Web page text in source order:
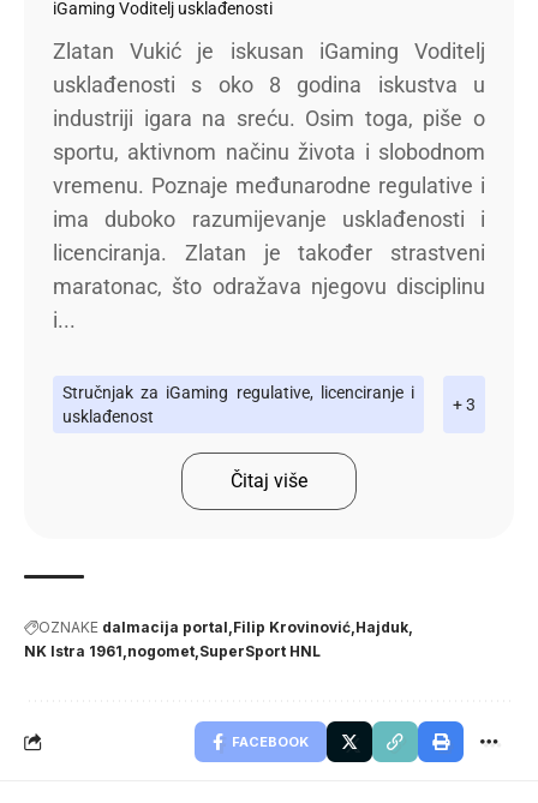
iGaming Voditelj usklađenosti
Zlatan Vukić je iskusan iGaming Voditelj
usklađenosti s oko 8 godina iskustva u
industriji igara na sreću. Osim toga, piše o
sportu, aktivnom načinu života i slobodnom
vremenu. Poznaje međunarodne regulative i
ima duboko razumijevanje usklađenosti i
licenciranja. Zlatan je također strastveni
maratonac, što odražava njegovu disciplinu
i...
Stručnjak za iGaming regulative, licenciranje i
usklađenost
+ 3
Čitaj više
OZNAKE dalmacija portal Filip Krovinović Hajduk
NK Istra 1961 nogomet SuperSport HNL
FACEBOOK